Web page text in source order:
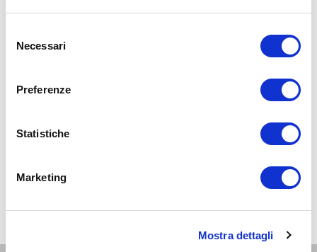
delNecessari
Preferenze
Statistiche
Marketing
Mostra dettagli